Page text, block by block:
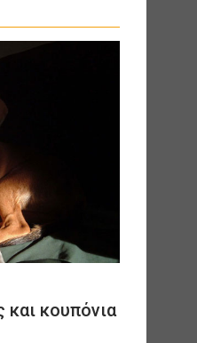
κουπόνια